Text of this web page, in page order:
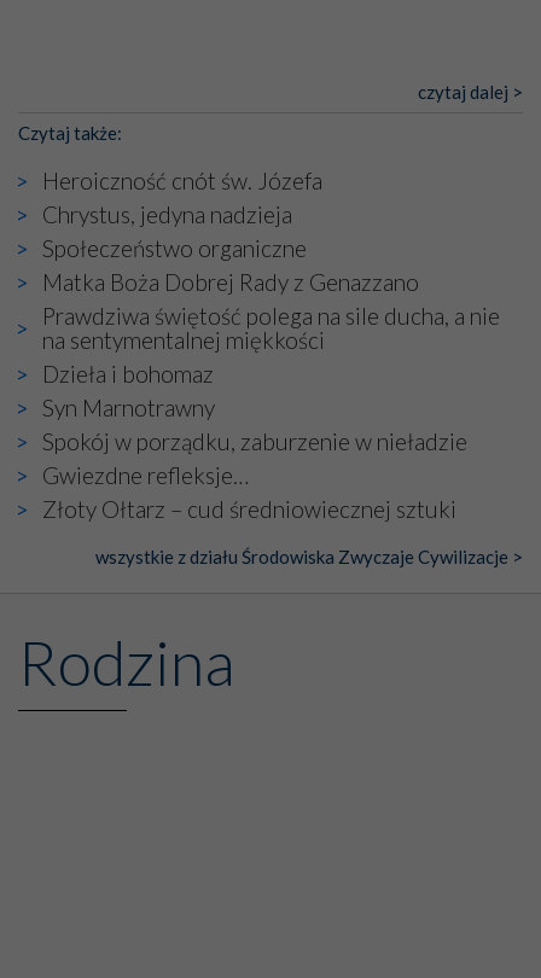
czytaj dalej >
Czytaj także:
Heroiczność cnót św. Józefa
Chrystus, jedyna nadzieja
Społeczeństwo organiczne
Matka Boża Dobrej Rady z Genazzano
Prawdziwa świętość polega na sile ducha, a nie
na sentymentalnej miękkości
Dzieła i bohomaz
Syn Marnotrawny
Spokój w porządku, zaburzenie w nieładzie
Gwiezdne refleksje…
Złoty Ołtarz – cud średniowiecznej sztuki
wszystkie z działu Środowiska Zwyczaje Cywilizacje >
Rodzina